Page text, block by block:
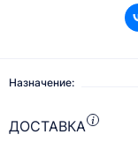
Назначение:
ДОСТАВКА